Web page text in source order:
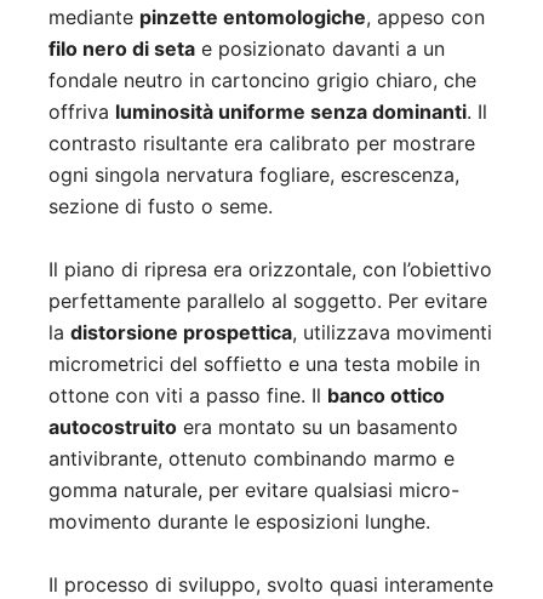
mediante pinzette entomologiche, appeso con
filo nero di seta e posizionato davanti a un
fondale neutro in cartoncino grigio chiaro, che
offriva luminosità uniforme senza dominanti. Il
contrasto risultante era calibrato per mostrare
ogni singola nervatura fogliare, escrescenza,
sezione di fusto o seme.
Il piano di ripresa era orizzontale, con l’obiettivo
perfettamente parallelo al soggetto. Per evitare
la distorsione prospettica, utilizzava movimenti
micrometrici del soffietto e una testa mobile in
ottone con viti a passo fine. Il banco ottico
autocostruito era montato su un basamento
antivibrante, ottenuto combinando marmo e
gomma naturale, per evitare qualsiasi micro-
movimento durante le esposizioni lunghe.
Il processo di sviluppo, svolto quasi interamente